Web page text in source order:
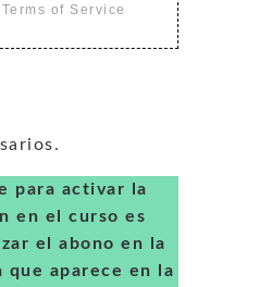
Terms of Service
para activar la
en el curso es
el abono en la
que aparece en la